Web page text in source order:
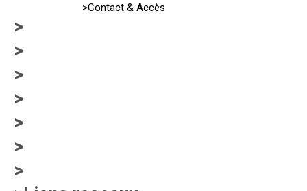
>Contact & Accès
>
>
>
>
>
>
>